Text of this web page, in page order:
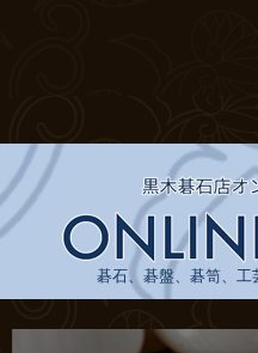
碁石、碁盤、碁笥、工